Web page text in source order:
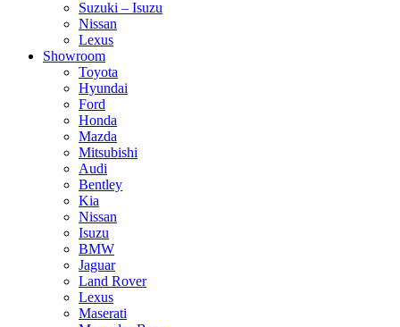
Suzuki – Isuzu
Nissan
Lexus
Showroom
Toyota
Hyundai
Ford
Honda
Mazda
Mitsubishi
Audi
Bentley
Kia
Nissan
Isuzu
BMW
Jaguar
Land Rover
Lexus
Maserati